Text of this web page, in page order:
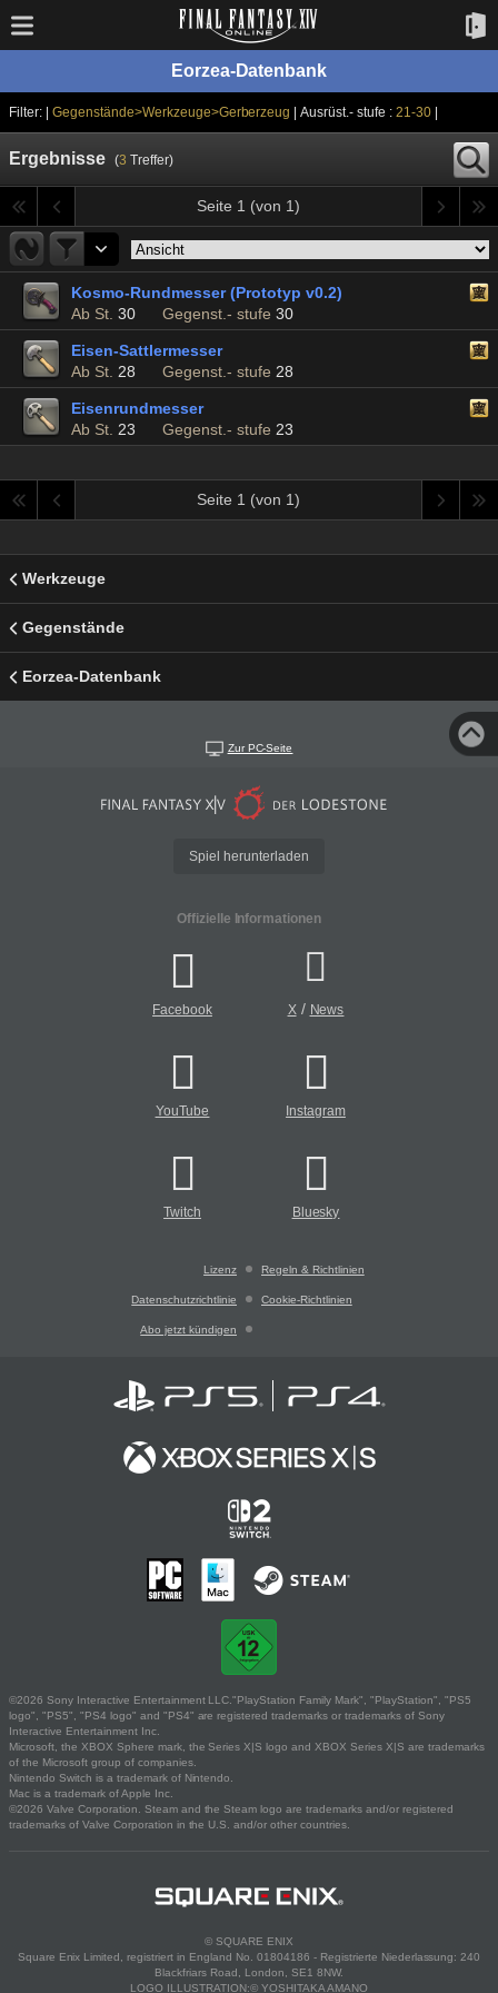
Eorzea-Datenbank
Filter: | Gegenstände>Werkzeuge>Gerberzeug | Ausrüst.- stufe :21-30
Ergebnisse (3 Treffer)
Seite 1 (von 1)
Kosmo-Rundmesser (Prototyp v0.2)
Ab St. 30 Gegenst.- stufe 30
Eisen-Sattlermesser
Ab St. 28 Gegenst.- stufe 28
Eisenrundmesser
Ab St. 23 Gegenst.- stufe 23
Seite 1 (von 1)
Werkzeuge
Gegenstände
Eorzea-Datenbank
Zur PC-Seite
Spiel herunterladen
Offizielle Informationen
Facebook X/ News
YouTube Instagram
Twitch Bluesky
Lizenz Regeln & Richtlinien
Datenschutzrichtlinie Cookie-Richtlinien
Abo jetzt kündigen
©2026 Sony Interactive Entertainment LLC."PlayStation Family Mark", "PlayStation", "PS5
logo", "PS5", "PS4 logo" and "PS4" are registered trademarks or trademarks of Sony
Interactive Entertainment Inc.
Microsoft, the XBOX Sphere mark, the Series X|S logo and XBOX Series X|S are trademarks
of the Microsoft group of companies.
Nintendo Switch is a trademark of Nintendo.
Mac is a trademark of Apple Inc.
©2026 Valve Corporation. Steam and the Steam logo are trademarks and/or registered
trademarks of Valve Corporation in the U.S. and/or other countries.
© SQUARE ENIX
Square Enix Limited, registriert in England No. 01804186 - Registrierte Niederlassung: 240
Blackfriars Road, London, SE1 8NW.
LOGO ILLUSTRATION:© YOSHITAKA AMANO